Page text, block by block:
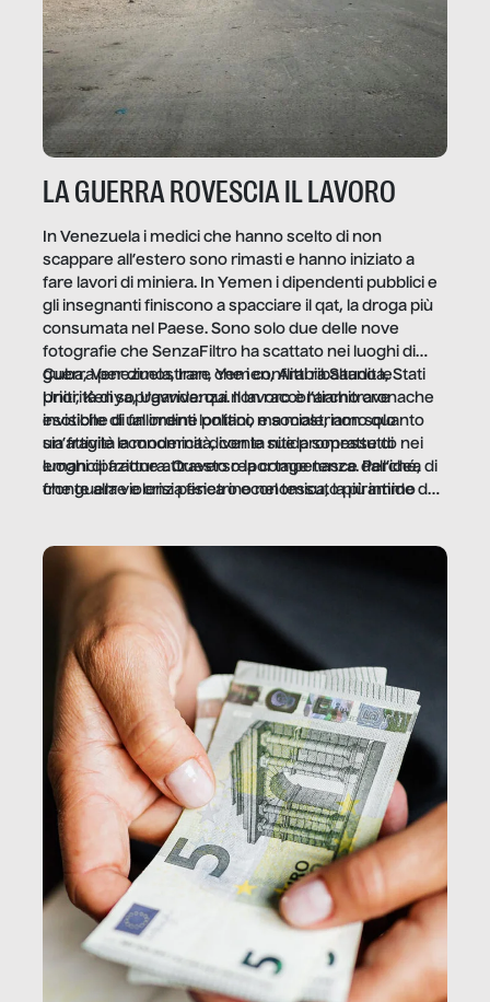
LA GUERRA ROVESCIA IL LAVORO
In Venezuela i medici che hanno scelto di non
scappare all’estero sono rimasti e hanno iniziato a
fare lavori di miniera. In Yemen i dipendenti pubblici e
gli insegnanti finiscono a spacciare il qat, la droga più
consumata nel Paese. Sono solo due delle nove
fotografie che SenzaFiltro ha scattato nei luoghi di
guerra per dimostrare che i conflitti ribaltano le
priorità di sopravvivenza. Il lavoro è l’architrave
invisibile di un ordine politico e sociale, non solo
un’attività economica: diventa nitida soprattutto nei
luoghi di frattura. Questo reportage nasce dall’idea
che guerre e crisi penetrino nel tessuto più intimo
Cuba, Venezuela, Iran, Yemen, Arabia Saudita, Stati
Uniti, Kenya, Uganda: qui non raccontiamo cronache
esotiche di fallimenti lontani, ma mostriamo quanto
sia fragile la modernità, con le sue promesse di
emancipazione attraverso la competenza. Perché, di
fronte alla violenza fisica o economica, la piramide del